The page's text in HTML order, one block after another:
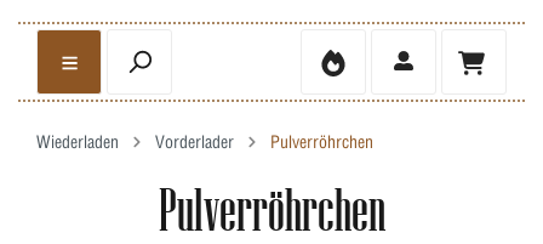
Wiederladen Vorderlader Pulverröhrchen
Pulverröhrchen